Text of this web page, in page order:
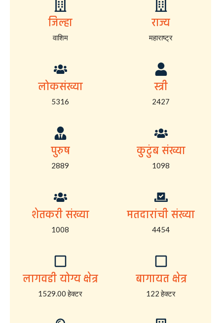
जिल्हा
वाशिम
राज्य
महाराष्ट्र
लोकसंख्या
5316
स्त्री
2427
पुरुष
2889
कुटुंब संख्या
1098
शेतकरी संख्या
1008
मतदारांची संख्या
4454
लागवडी योग्य क्षेत्र
1529.00 हेक्टर
बागायत क्षेत्र
122 हेक्टर